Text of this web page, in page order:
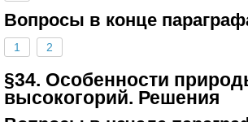
Вопросы в конце
1 2
§34. Особенности
высокогорий. Решения